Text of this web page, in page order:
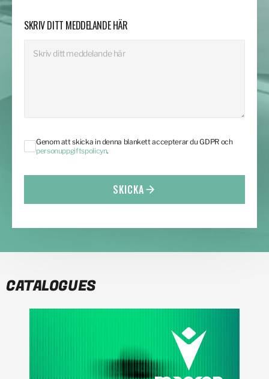
SKRIV DITT MEDDELANDE HÄR
Genom att skicka in denna blankett accepterar du GDPR och
personuppgiftspolicyn.
SKICKA
CATALOGUES